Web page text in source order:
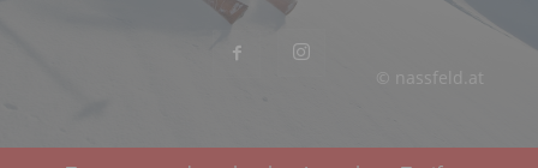
© nassfeld.at